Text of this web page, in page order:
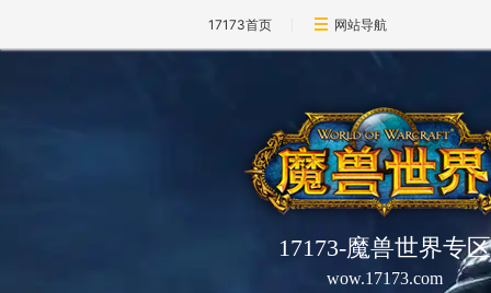
17173首页 网站导航
17173-魔兽世界专区
wow.17173.com